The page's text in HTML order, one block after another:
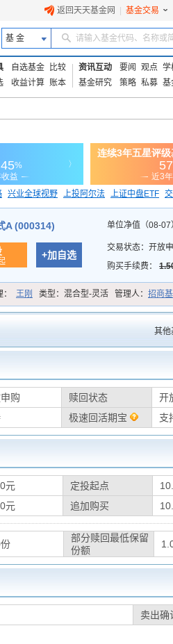
返回天天基金网 基金交易
基 金 请输入基金代码、名称或
自选基金
比较
收益计算 账本
资讯互动 要闻 观点 学
基金研究
策略 私募 基
兴业全球视野 上投阿尔法 上证中盘ETF
A (000314)
+加自选
单位净值（08-07
交易状态： 开放
购买手续费：
： 王刚 类型： 混合型-灵活 管理人： 招商
其他
购 赎回状态 开
极速回活期宝 支
元 定投起点
元 追加购买
部分赎回最低保留
份额
卖出确